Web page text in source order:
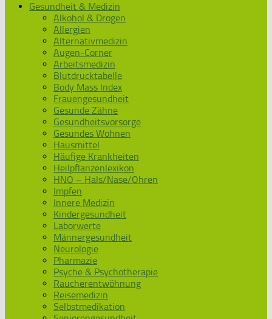
Gesundheit & Medizin
Alkohol & Drogen
Allergien
Alternativmedizin
Augen-Corner
Arbeitsmedizin
Blutdrucktabelle
Body Mass Index
Frauengesundheit
Gesunde Zähne
Gesundheitsvorsorge
Gesundes Wohnen
Hausmittel
Häufige Krankheiten
Heilpflanzenlexikon
HNO – Hals/Nase/Ohren
Impfen
Innere Medizin
Kindergesundheit
Laborwerte
Männergesundheit
Neurologie
Pharmazie
Psyche & Psychotherapie
Raucherentwöhnung
Reisemedizin
Selbstmedikation